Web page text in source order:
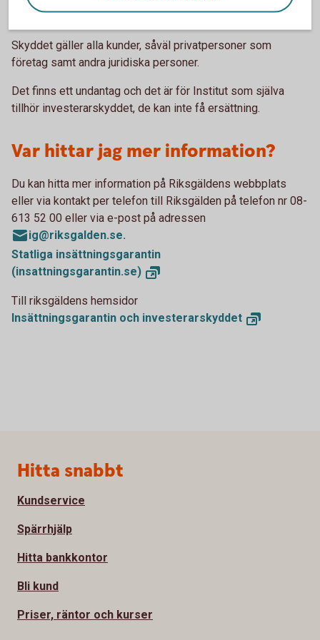
investerarskyddet?
Skyddet gäller alla kunder, såväl privatpersoner som
företag samt andra juridiska personer.
Det finns ett undantag och det är för Institut som själva
tillhör investerarskyddet, de kan inte få ersättning.
Var hittar jag mer information?
Du kan hitta mer information på Riksgäldens webbplats
eller via kontakt per telefon till Riksgälden på telefon nr 08-
613 52 00 eller via e-post på adressen
ig@riksgalden.se.
Statliga insättningsgarantin
(insattningsgarantin.se)
Till riksgäldens hemsidor
Insättningsgarantin och investerarskyddet
Sidfot
Hitta snabbt
Kundservice
Spärrhjälp
Hitta bankkontor
Bli kund
Priser, räntor och kurser